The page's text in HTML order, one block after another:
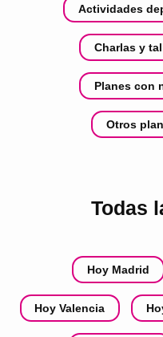
Actividades
Charlas y
Planes con
Otros
Todas
Hoy Madrid
Hoy Valencia